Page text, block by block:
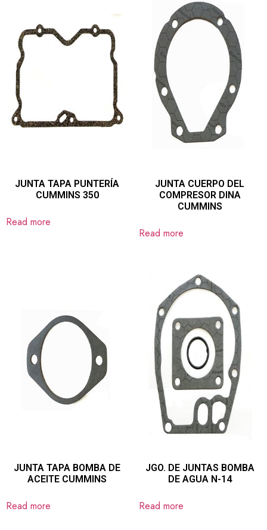
JUNTA TAPA PUNTERÍA
CUMMINS 350
Read more
JUNTA CUERPO DEL
COMPRESOR DINA
CUMMINS
Read more
JUNTA TAPA BOMBA DE
ACEITE CUMMINS
Read more
JGO. DE JUNTAS BOMBA
DE AGUA N-14
Read more